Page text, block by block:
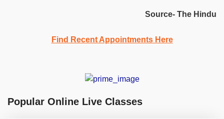
Source- The Hindu
Find Recent Appointments Here
Popular Online Live Classes